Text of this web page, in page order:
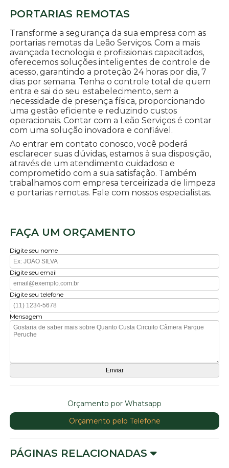
PORTARIAS REMOTAS
Transforme a segurança da sua empresa com as
portarias remotas da Leão Serviços. Com a mais
avançada tecnologia e profissionais capacitados,
oferecemos soluções inteligentes de controle de
acesso, garantindo a proteção 24 horas por dia, 7
dias por semana. Tenha o controle total de quem
entra e sai do seu estabelecimento, sem a
necessidade de presença física, proporcionando
uma gestão eficiente e reduzindo custos
operacionais. Contar com a Leão Serviços é contar
com uma solução inovadora e confiável.
Ao entrar em contato conosco, você poderá
esclarecer suas dúvidas, estamos à sua disposição,
através de um atendimento cuidadoso e
comprometido com a sua satisfação. Também
trabalhamos com empresa terceirizada de limpeza
e portarias remotas. Fale com nossos especialistas.
FAÇA UM ORÇAMENTO
Digite seu nome
Digite seu email
Digite seu telefone
Mensagem
Orçamento por Whatsapp
Orçamento pelo Telefone
PÁGINAS RELACIONADAS